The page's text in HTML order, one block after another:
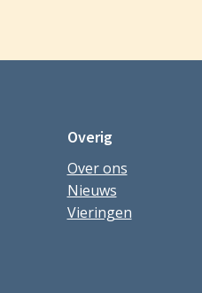
Overig
Over ons
Nieuws
Vieringen